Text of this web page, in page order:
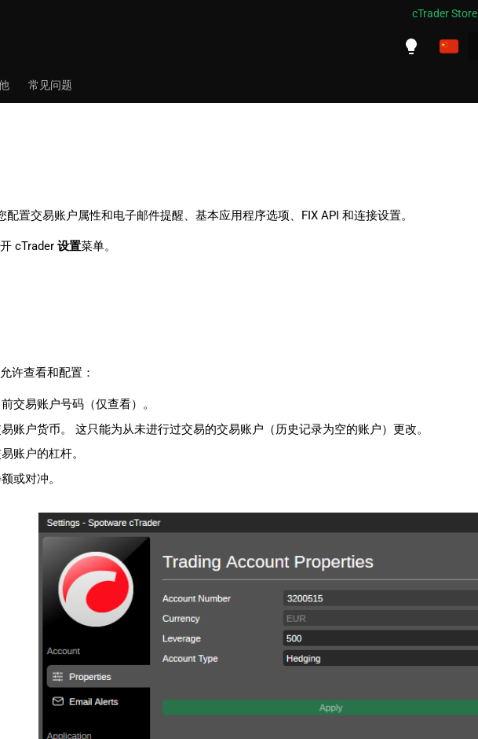
cTrader Store
Türkçe
常见问题
配置交易账户属性和电子邮件提醒、基本应用程序选项、FIX API 和连接设置。
cTrader 设置菜单。
许查看和配置：
交易账户号码（仅查看）。
账户货币。 这只能为从未进行过交易的交易账户（历史记录为空的账户）更改。
账户的杠杆。
或对冲。